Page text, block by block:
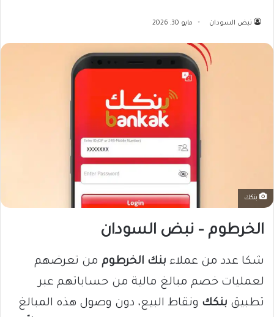
نبض السودان مايو 30, 2026
بنكك
الخرطوم – نبض السودان
شكا عدد من عملاء بنك الخرطوم من تعرضهم
لعمليات خصم مبالغ مالية من حساباتهم عبر
تطبيق بنكك ونقاط البيع، دون وصول هذه المبالغ